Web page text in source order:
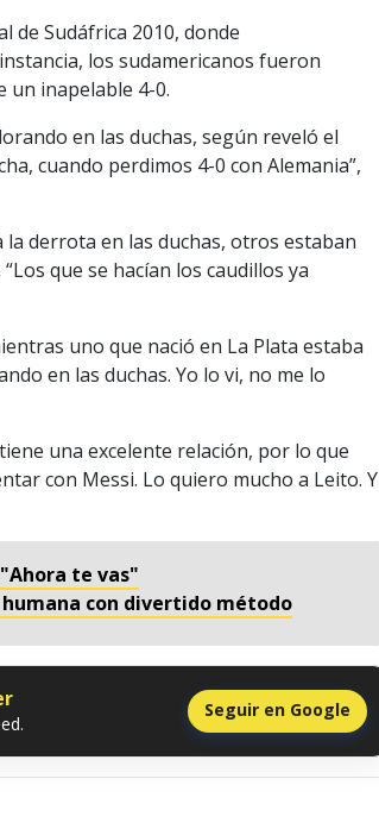
de Sudáfrica 2010, donde
los sudamericanos fueron
un inapelable 4-0.
en las duchas, según reveló el
cuando perdimos 4-0 con Alemania”,
la derrota en las duchas, otros estaban
que se hacían los caudillos ya
uno que nació en La Plata estaba
en las duchas. Yo lo vi, no me lo
una excelente relación, por lo que
con Messi. Lo quiero mucho a Leito. Y
te vas"
con divertido método
Seguir en Google